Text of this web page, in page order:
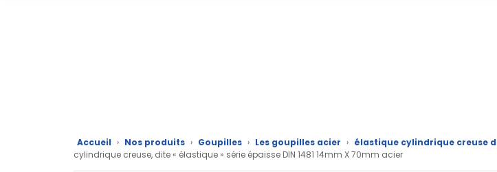
marques
Accueil › Nos produits › Goupilles › Les goupilles acier › élastique cylindrique creuse
cylindrique creuse, dite « élastique » série épaisse DIN 1481 14mm X 70mm acier